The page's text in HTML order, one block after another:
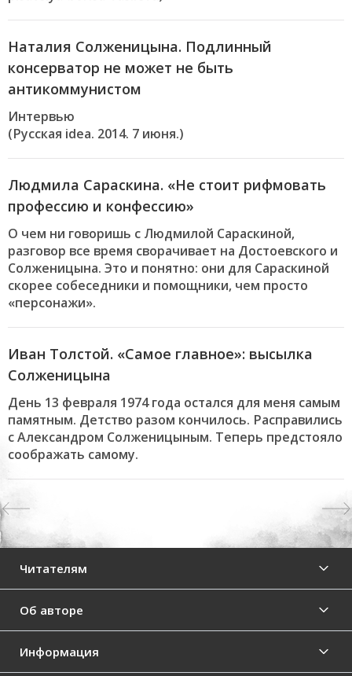
Наталия Солженицына. Подлинный
консерватор не может не быть
антикоммунистом
Интервью
(Русская idea. 2014. 7 июня.)
Людмила Сараскина. «Не стоит рифмовать
профессию и конфессию»
О чем ни говоришь с Людмилой Сараскиной,
разговор все время сворачивает на Достоевского и
Солженицына. Это и понятно: они для Сараскиной
скорее собеседники и помощники, чем просто
«персонажи».
Иван Толстой. «Самое главное»: высылка
Солженицына
День 13 февраля 1974 года остался для меня самым
памятным. Детство разом кончилось. Расправились
с Александром Солженицыным. Теперь предстояло
соображать самому.
Previous
Читателям
Об авторе
Информация